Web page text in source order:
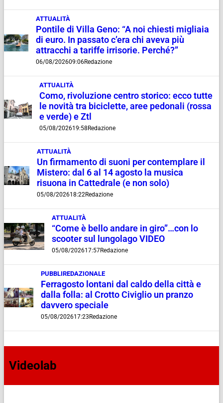
ATTUALITÀ
Pontile di Villa Geno: “A noi chiesti migliaia
di euro. In passato c’era chi aveva più
attracchi a tariffe irrisorie. Perché?”
06/08/202609:06Redazione
ATTUALITÀ
Como, rivoluzione centro storico: ecco tutte
le novità tra biciclette, aree pedonali (rossa
e verde) e Ztl
05/08/202619:58Redazione
ATTUALITÀ
Un firmamento di suoni per contemplare il
Mistero: dal 6 al 14 agosto la musica
risuona in Cattedrale (e non solo)
05/08/202618:22Redazione
ATTUALITÀ
“Come è bello andare in giro”…con lo
scooter sul lungolago VIDEO
05/08/202617:57Redazione
PUBBLIREDAZIONALE
Ferragosto lontani dal caldo della città e
dalla folla: al Crotto Civiglio un pranzo
davvero speciale
05/08/202617:23Redazione
Videolab